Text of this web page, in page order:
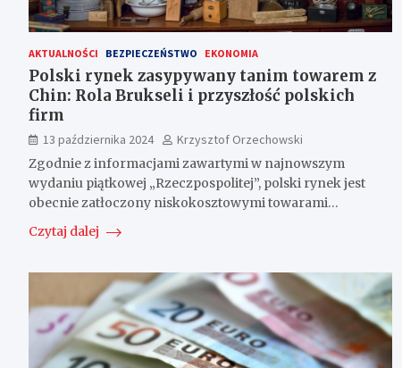
AKTUALNOŚCI BEZPIECZEŃSTWO EKONOMIA
Polski rynek zasypywany tanim towarem z
Chin: Rola Brukseli i przyszłość polskich
firm
13 października 2024
Krzysztof Orzechowski
Zgodnie z informacjami zawartymi w najnowszym
wydaniu piątkowej „Rzeczpospolitej”, polski rynek jest
obecnie zatłoczony niskokosztowymi towarami…
Czytaj dalej